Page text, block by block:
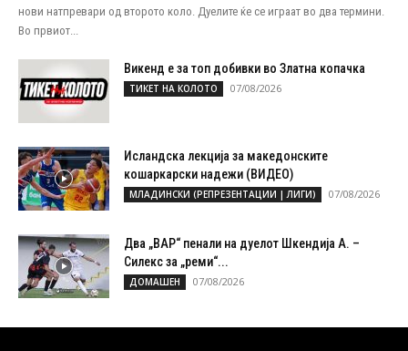
нови натпревари од второто коло. Дуелите ќе се играат во два термини.
Во првиот...
Викенд е за топ добивки во Златна копачка
ТИКЕТ НА КОЛОТО 07/08/2026
Исландска лекција за македонските
кошаркарски надежи (ВИДЕО)
МЛАДИНСКИ (РЕПРЕЗЕНТАЦИИ | ЛИГИ) 07/08/2026
Два „ВАР“ пенали на дуелот Шкендија А. –
Силекс за „реми“...
ДОМАШЕН 07/08/2026